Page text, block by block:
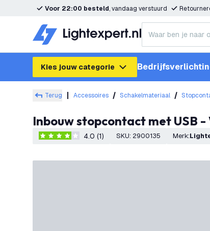
Voor 22:00 besteld, vandaag verstuurd
Kies jouw categorie
Terug Accessoires Schakelmateriaal
Inbouw stopcontact met USB
4 score sterren4.0 (1) SKU: 2900135 Merk: